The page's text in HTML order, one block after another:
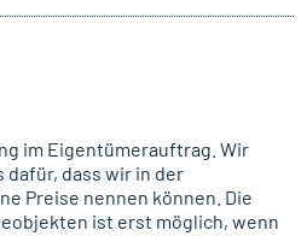
im Eigentümerauftrag. Wir
dafür, dass wir in der
Preise nennen können. Die
ist erst möglich, wenn